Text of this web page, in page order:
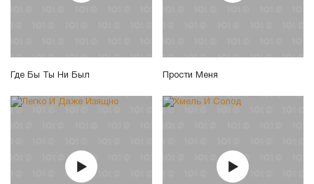
Где Бы Ты Ни Был Прости Меня